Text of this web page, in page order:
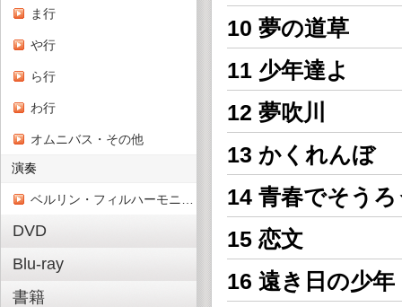
ま行
や行
ら行
わ行
オムニバス・その他
演奏
DVD
Blu-ray
書籍
10 夢の道草
11 少年達よ
12 夢吹川
13 かくれんぼ
14 青春でそうろ
15 恋文
16 遠き日の少年